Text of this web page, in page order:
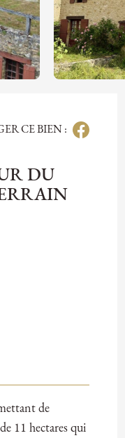
CE BIEN :
DU
de
11 hectares qui